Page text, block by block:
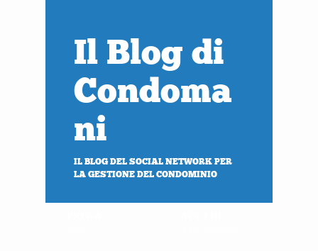
Il Blog di
Condoma
ni
IL BLOG DEL SOCIAL NETWORK PER
LA GESTIONE DEL CONDOMINIO